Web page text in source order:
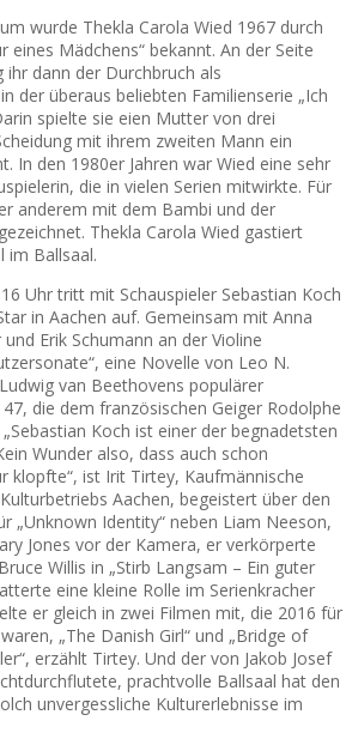
wurde Thekla Carola Wied 1967 durch
eines Mädchens“ bekannt. An der Seite
ihr dann der Durchbruch als
der überaus beliebten Familienserie „Ich
spielte sie eien Mutter von drei
mit ihrem zweiten Mann ein
In den 1980er Jahren war Wied eine sehr
die in vielen Serien mitwirkte. Für
anderem mit dem Bambi und der
Thekla Carola Wied gastiert
im Ballsaal.
Uhr tritt mit Schauspieler Sebastian Koch
in Aachen auf. Gemeinsam mit Anna
Erik Schumann an der Violine
eine Novelle von Leo N.
van Beethovens populärer
die dem französischen Geiger Rodolphe
Koch ist einer der begnadetsten
Wunder also, dass auch schon
klopfte“, ist Irit Tirtey, Kaufmännische
Aachen, begeistert über den
„Unknown Identity“ neben Liam Neeson,
Jones vor der Kamera, er verkörperte
Willis in „Stirb Langsam – Ein guter
eine kleine Rolle im Serienkracher
er gleich in zwei Filmen mit, die 2016 für
„The Danish Girl“ und „Bridge of
erzählt Tirtey. Und der von Jakob Josef
prachtvolle Ballsaal hat den
unvergessliche Kulturerlebnisse im